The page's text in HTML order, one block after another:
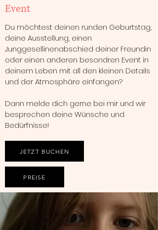
Event
Du möchtest deinen runden Geburtstag,
deine Ausstellung, einen
Junggesellinenabschied deiner Freundin
oder einen anderen besondren Event in
deinem Leben mit all den kleinen Details
und der Atmosphäre einfangen?
Dann melde dich gerne bei mir und wir
besprechen deine Wünsche und
Bedürfnisse!
JETZT BUCHEN
PREISE